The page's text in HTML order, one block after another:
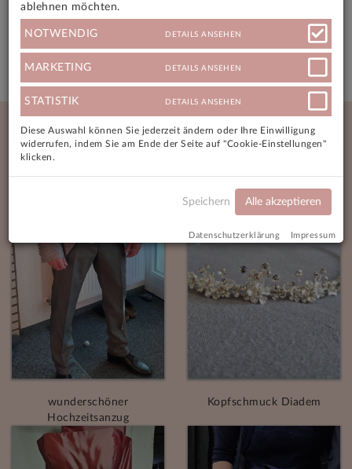
Angebotsmerkmale
Versandkosten
Neue Angebote
wunderschöner
Hochzeitsanzug
Kopfschmuck Diadem
ablehnen möchten.
NOTWENDIG DETAILS ANSEHEN
MARKETING DETAILS ANSEHEN
STATISTIK DETAILS ANSEHEN
Diese Auswahl können Sie jederzeit ändern oder Ihre Einwilligung
widerrufen, indem Sie am Ende der Seite auf "Cookie-Einstellungen"
klicken.
Speichern Alle akzeptieren
Datenschutzerklärung Impressum